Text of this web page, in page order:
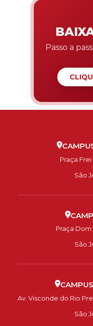
Passo a
Praça
São
Praça Dom
São
Av. Visconde do Rio
São